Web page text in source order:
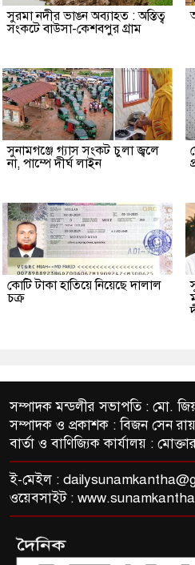
সুরমা নদীর ভাঙন অব্যাহত : অস্তিত্ব
সংকটে বাউসা-কেশবপুর গ্রাম
সুনামগঞ্জে গ্যাস সংকট চুলা জ্বলে
না, পাম্পে দীর্ঘ লাইন
কোটি টাকা হাতিয়ে নিয়েছে দালাল
চক্র
সম্পাদক মন্ডলীর সভাপতি : মো.
সম্পাদক ও প্রকাশক : বিজন সেন রায়
বার্তা ও বাণিজ্যিক কার্যালয় :
ই-মেইল :
ওয়েবসাইট :